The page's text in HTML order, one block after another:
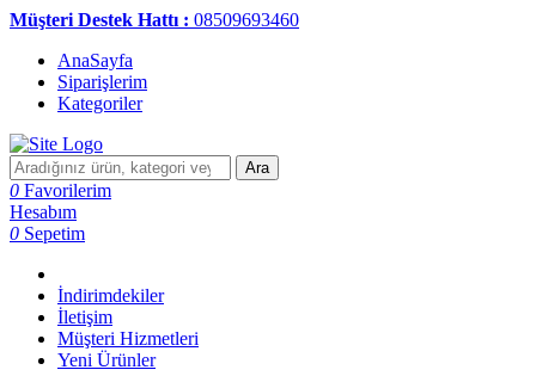
Müşteri Destek Hattı : 08509693460
AnaSayfa
Siparişlerim
Kategoriler
Ara
0 Favorilerim
Hesabım
0 Sepetim
İndirimdekiler
İletişim
Müşteri Hizmetleri
Yeni Ürünler